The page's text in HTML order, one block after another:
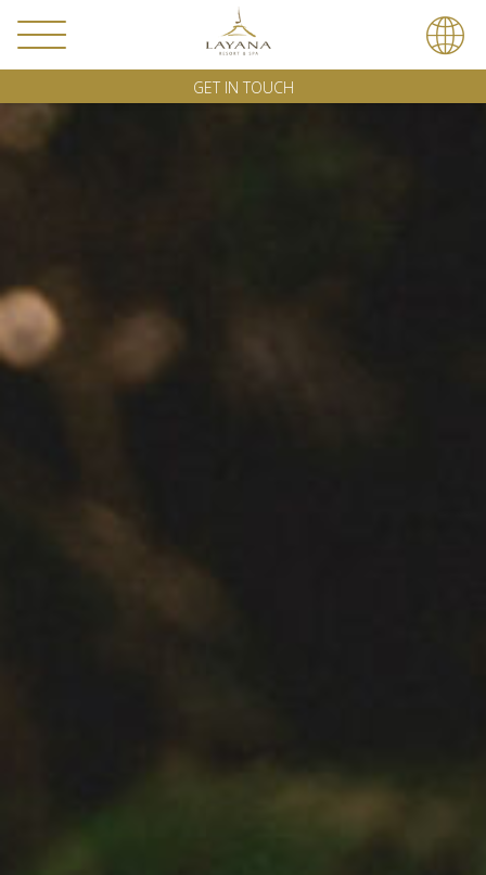
GET IN TOUCH